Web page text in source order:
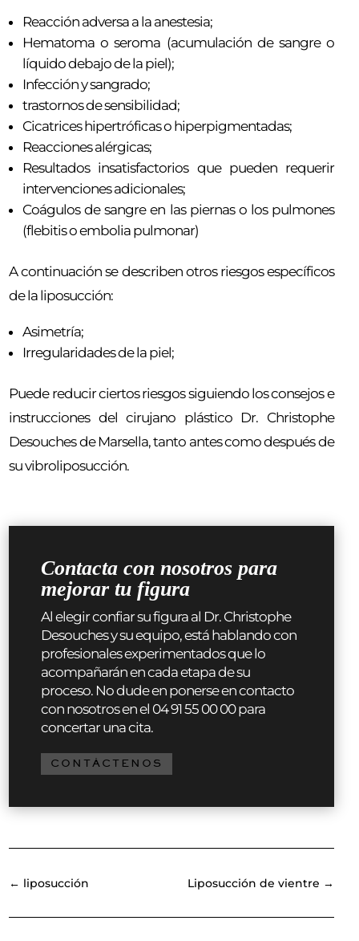
Reacción adversa a la anestesia;
Hematoma o seroma (acumulación de sangre o
líquido debajo de la piel);
Infección y sangrado;
trastornos de sensibilidad;
Cicatrices hipertróficas o hiperpigmentadas;
Reacciones alérgicas;
Resultados insatisfactorios que pueden requerir
intervenciones adicionales;
Coágulos de sangre en las piernas o los pulmones
(flebitis o embolia pulmonar)
A continuación se describen otros riesgos específicos
de la liposucción:
Asimetría;
Irregularidades de la piel;
Puede reducir ciertos riesgos siguiendo los consejos e
instrucciones del cirujano plástico Dr. Christophe
Desouches de Marsella, tanto antes como después de
su vibroliposucción.
Contacta con nosotros para
mejorar tu figura
Al elegir confiar su figura al Dr. Christophe
Desouches y su equipo, está hablando con
profesionales experimentados que lo
acompañarán en cada etapa de su
proceso. No dude en ponerse en contacto
con nosotros en el 04 91 55 00 00 para
concertar una cita.
CONTÁCTENOS
← liposucción Liposucción de vientre →